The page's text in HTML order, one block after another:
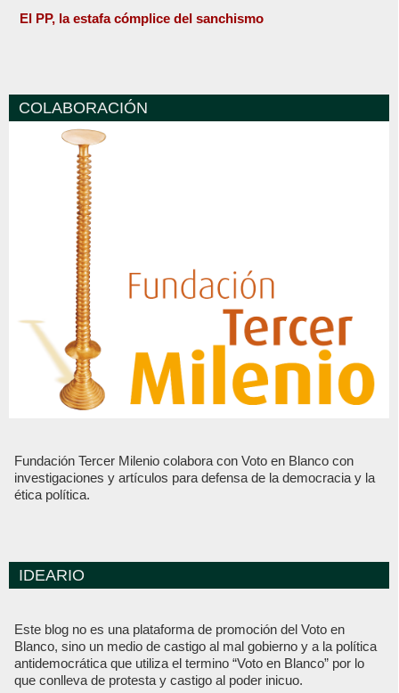
El PP, la estafa cómplice del sanchismo
COLABORACIÓN
Fundación Tercer Milenio colabora con Voto en Blanco con
investigaciones y artículos para defensa de la democracia y la
ética política.
IDEARIO
Este blog no es una plataforma de promoción del Voto en
Blanco, sino un medio de castigo al mal gobierno y a la política
antidemocrática que utiliza el termino “Voto en Blanco” por lo
que conlleva de protesta y castigo al poder inicuo.